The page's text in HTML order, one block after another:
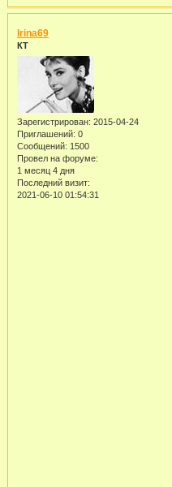
Irina69
КТ
Зарегистрирован: 2015-04-24
Приглашений: 0
Сообщений: 1500
Провел на форуме:
1 месяц 4 дня
Последний визит:
2021-06-10 01:54:31